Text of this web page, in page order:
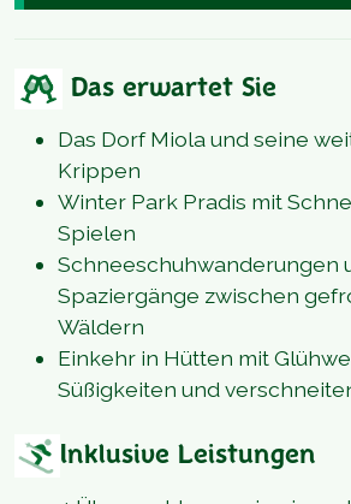
Das erwartet Sie
Das Dorf Miola und seine
Krippen
Winter Park Pradis mit
Spielen
Schneeschuhwanderungen
Spaziergänge zwischen
Wäldern
Einkehr in Hütten mit
Süßigkeiten und
Inklusive Leistungen